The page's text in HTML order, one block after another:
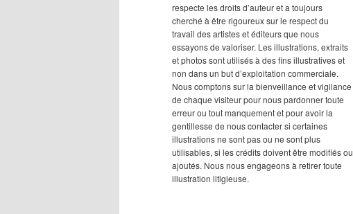
respecte les droits d’auteur et a toujours
cherché à être rigoureux sur le respect du
travail des artistes et éditeurs que nous
essayons de valoriser. Les illustrations, extraits
et photos sont utilisés à des fins illustratives et
non dans un but d’exploitation commerciale.
Nous comptons sur la bienveillance et vigilance
de chaque visiteur pour nous pardonner toute
erreur ou tout manquement et pour avoir la
gentillesse de nous contacter si certaines
illustrations ne sont pas ou ne sont plus
utilisables, si les crédits doivent être modifiés ou
ajoutés. Nous nous engageons à retirer toute
illustration litigieuse.